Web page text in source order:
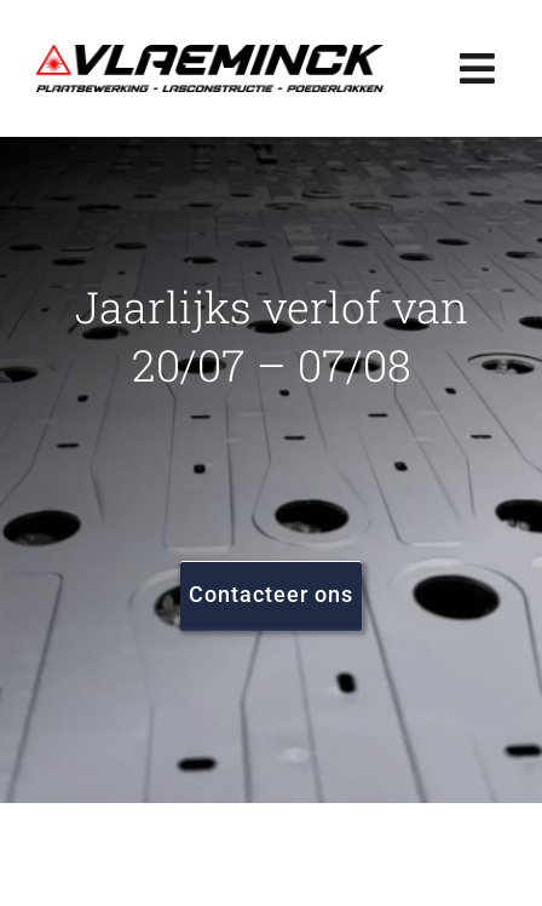
naar
inhoud
Plaatbewerking
Lasconstructie
Poederlakken
Projecten
FAQ
Vacatures
Jaarlijks verlof van
20/07 – 07/08
Contacteer ons